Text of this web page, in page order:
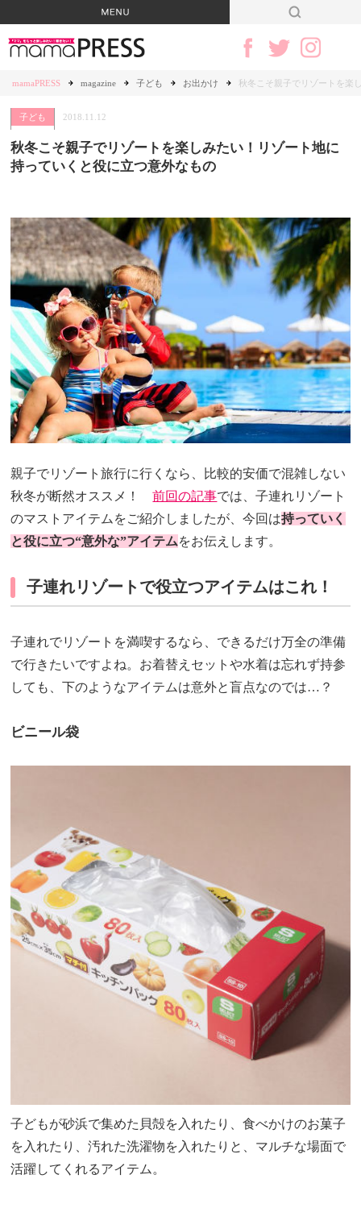
mamaPRESS magazine 子ども お出かけ 秋冬こそ親子でリゾートを楽
子ども 2018.11.12
秋冬こそ親子でリゾートを楽しみたい！リゾート地に
持っていくと役に立つ意外なもの
親子でリゾート旅行に行くなら、比較的安価で混雑しない
秋冬が断然オススメ！前回の記事では、子連れリゾート
のマストアイテムをご紹介しましたが、今回は持っていく
と役に立つ“意外な”アイテムをお伝えします。
子連れリゾートで役立つアイテムはこれ！
子連れでリゾートを満喫するなら、できるだけ万全の準備
で行きたいですよね。お着替えセットや水着は忘れず持参
しても、下のようなアイテムは意外と盲点なのでは…？
ビニール袋
子どもが砂浜で集めた貝殻を入れたり、食べかけのお菓子
を入れたり、汚れた洗濯物を入れたりと、マルチな場面で
活躍してくれるアイテム。